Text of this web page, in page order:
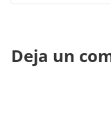
Deja un